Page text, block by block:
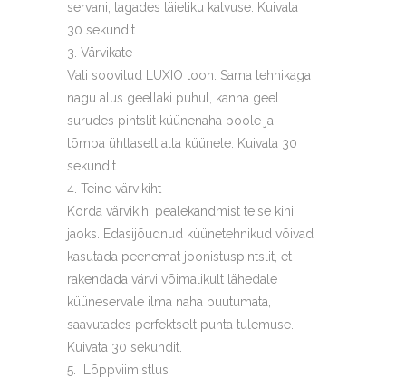
servani, tagades täieliku katvuse. Kuivata
30 sekundit.
Värvikate
Vali soovitud LUXIO toon. Sama tehnikaga
nagu alus geellaki puhul, kanna geel
surudes pintslit küünenaha poole ja
tõmba ühtlaselt alla küünele. Kuivata 30
sekundit.
Teine värvikiht
Korda värvikihi pealekandmist teise kihi
jaoks. Edasijõudnud küünetehnikud võivad
kasutada peenemat joonistuspintslit, et
rakendada värvi võimalikult lähedale
küüneservale ilma naha puutumata,
saavutades perfektselt puhta tulemuse.
Kuivata 30 sekundit.
Lõppviimistlus